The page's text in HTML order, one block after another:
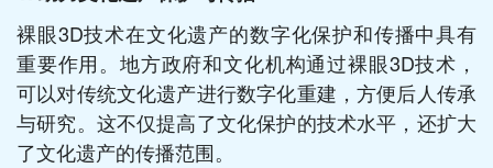
裸眼3D技术在文化遗产的数字化保护和传播中具有
重要作用。地方政府和文化机构通过裸眼3D技术，
可以对传统文化遗产进行数字化重建，方便后人传承
与研究。这不仅提高了文化保护的技术水平，还扩大
了文化遗产的传播范围。